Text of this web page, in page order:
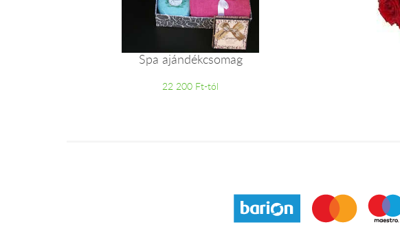
Spa ajándékcsomag
22 200 Ft-tól